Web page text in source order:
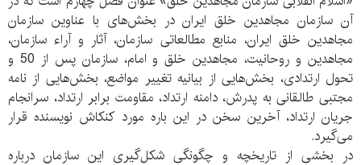
آن سازمان مجاهدین خلق ایران در بخش‌های با عناوین سازمان
مجاهدین خلق ایران، منابع مطالعاتی سازمان، آثار و آراء سازمان،
مجاهدین و روحانیت، مجاهدین خلق و امام، سازمان پس از 50 و
تحول ارتدادی، بخش‌هایی از بیانیه تغییر مواضع، بخش‌هایی از نامه
مجتبی طالقانی به پدرش، دامنه ارتداد، مقاومت برابر ارتداد، سرانجام
جریان ارتداد، آخرین سخن در این باره مورد کنکاش نویسنده قرار
می‌گیرد.
در بخشی از تاریخچه و چگونگی شکل‌گیری این سازمان درباره